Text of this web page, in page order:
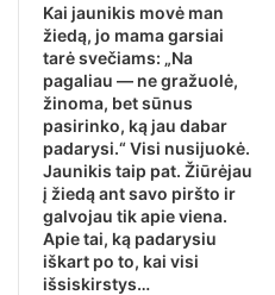
Kai jaunikis movė man
žiedą, jo mama garsiai
tarė svečiams: „Na
pagaliau — ne gražuolė,
žinoma, bet sūnus
pasirinko, ką jau dabar
padarysi.“ Visi nusijuokė.
Jaunikis taip pat. Žiūrėjau
į žiedą ant savo piršto ir
galvojau tik apie viena.
Apie tai, ką padarysiu
iškart po to, kai visi
išsiskirstys…